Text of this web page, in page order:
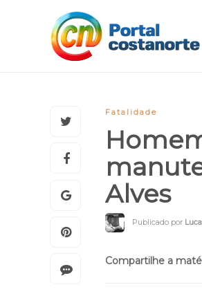
Fatalidade
Alves
Publicado por
Compartilhe a